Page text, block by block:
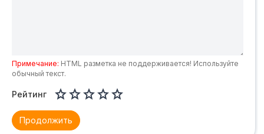
Примечание: HTML разметка не поддерживается! Используйте
обычный текст.
Рейтинг 
Продолжить